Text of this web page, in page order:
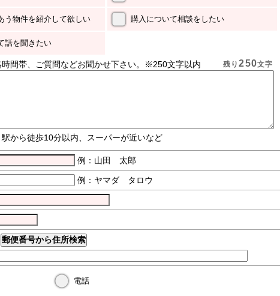
う物件を紹介して欲しい 購入について相談をしたい
話を聞きたい
間帯、ご質問などお聞かせ下さい。※250文字以内
から徒歩10分以内、スーパーが近いなど
残り250文字
例：山田 太郎
例：ヤマダ タロウ
電話